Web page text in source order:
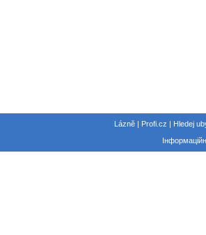
Lázně | Profi.cz | Hledej